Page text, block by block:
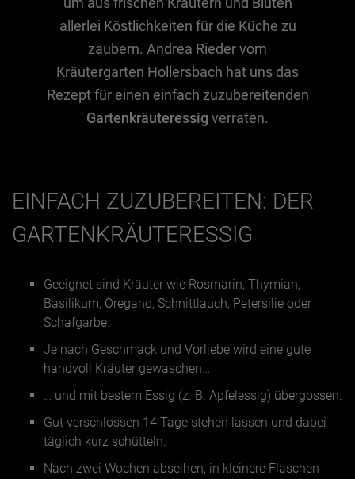
Hotel & Reise
BEITRÄGE NACH MONAT
April
August
September
November
allerlei Köstlichkeiten für die Küche zu
zaubern. Andrea Rieder vom
Kräutergarten Hollersbach hat uns das
Rezept für einen einfach zuzubereitenden
Gartenkräuteressig verraten.
EINFACH ZUZUBEREITEN: DER
GARTENKRÄUTERESSIG
Geeignet sind Kräuter wie Rosmarin, Thymian,
Basilikum, Oregano, Schnittlauch, Petersilie oder
Schafgarbe.
Je nach Geschmack und Vorliebe wird eine gute
handvoll Kräuter gewaschen…
… und mit bestem Essig (z. B. Apfelessig) übergossen.
Gut verschlossen 14 Tage stehen lassen und dabei
täglich kurz schütteln.
Nach zwei Wochen abseihen, in kleinere Flaschen